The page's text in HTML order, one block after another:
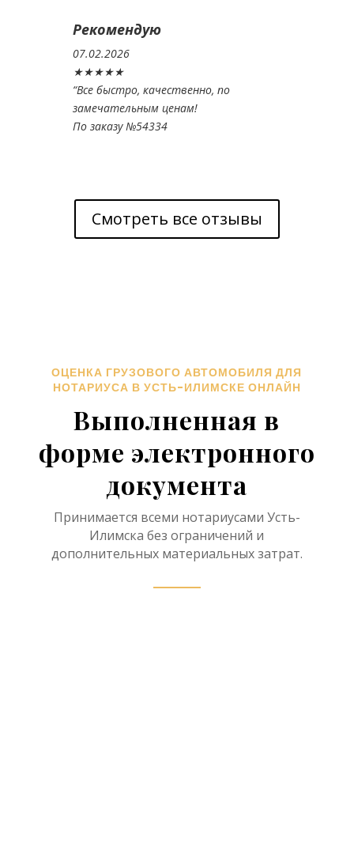
Рекомендую
07.02.2026
★★★★★
“Все быстро, качественно, по
замечательным ценам!
По заказу №54334
Смотреть все отзывы
ОЦЕНКА ГРУЗОВОГО АВТОМОБИЛЯ ДЛЯ
НОТАРИУСА В УСТЬ-ИЛИМСКЕ ОНЛАЙН
Выполненная в
форме электронного
документа
Принимается всеми нотариусами Усть-
Илимска без ограничений и
дополнительных материальных затрат.